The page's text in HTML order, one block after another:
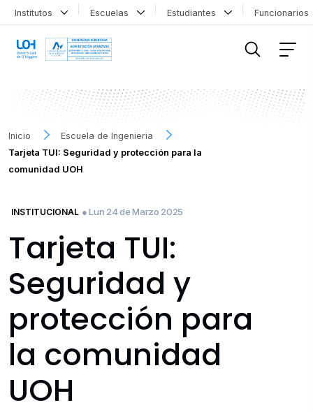
Institutos Escuelas Estudiantes
Inicio
Escuela de Ingenieria
Tarjeta TUI: Seguridad y protección para la
comunidad UOH
INSTITUCIONAL ● Lun 24 de Marzo 2025
Tarjeta TUI:
Seguridad y
protección para
la comunidad
UOH